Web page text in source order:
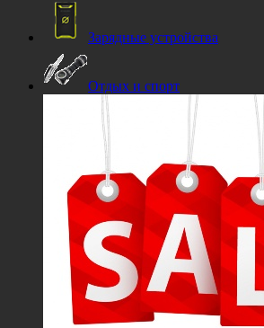
Зарядные устройства
Отдых и спорт